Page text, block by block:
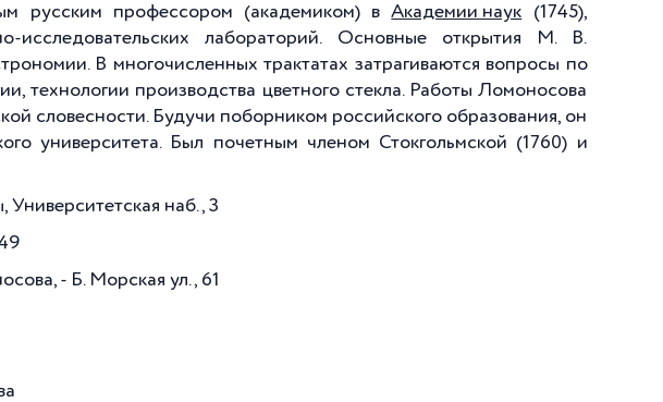
русским профессором (академиком) вАкадемии наук (1745),
исследовательских лабораторий. Основные открытия М. В.
В многочисленных трактатах затрагиваются вопросы по
технологии производства цветного стекла. Работы Ломоносова
словесности. Будучи поборником российского образования, он
университета. Был почетным членом Стокгольмской (1760) и
наб., 3
- Б. Морская ул., 61